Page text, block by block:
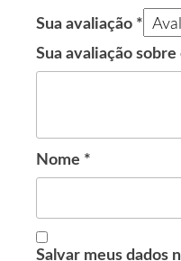
Sua avaliação *
Sua avaliação
Nome *
Salvar meus dados